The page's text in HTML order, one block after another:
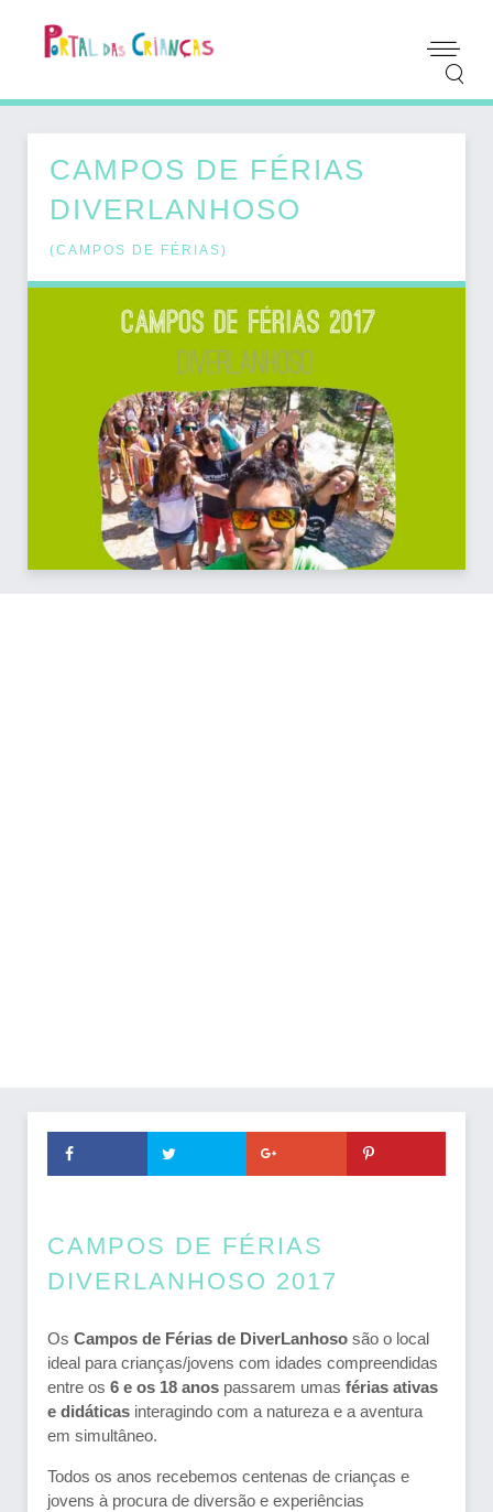
CAMPOS DE FÉRIAS
DIVERLANHOSO
(CAMPOS DE FÉRIAS)
CAMPOS DE FÉRIAS
DIVERLANHOSO 2017
Os Campos de Férias de DiverLanhoso são o local
ideal para crianças/jovens com idades compreendidas
entre os 6 e os 18 anos passarem umas férias ativas
e didáticas interagindo com a natureza e a aventura
em simultâneo.
Todos os anos recebemos centenas de crianças e
jovens à procura de diversão e experiências